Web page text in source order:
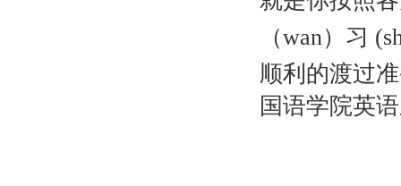
（wan）习
顺利的渡过
国语学院英